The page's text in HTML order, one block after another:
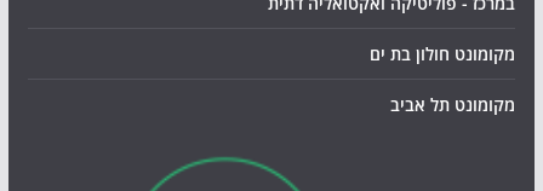
מקומונט חולון בת ים
מקומונט תל אביב